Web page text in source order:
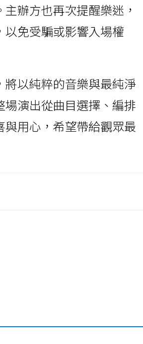
辦方也再次提醒樂迷，
免受騙或影響入場權
以純粹的音樂與最純淨
演出從曲目選擇、編排
用心，希望帶給觀眾最